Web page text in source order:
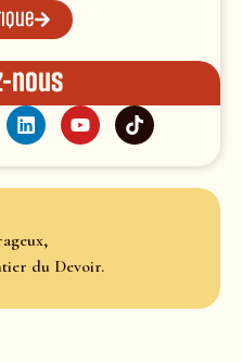
nous
du Devoir.